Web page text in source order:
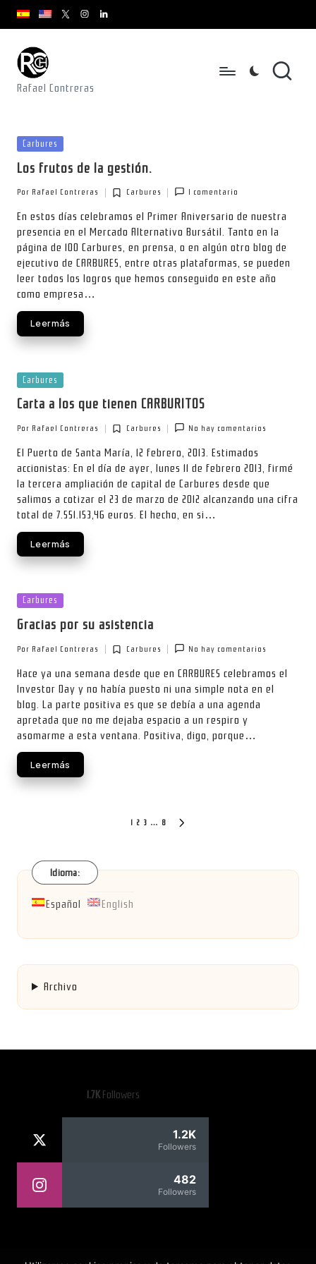
Saltar
contenido
youtube.com
youtube.comx.com/rafacontrerasch
instagram.com
youtube.com
Rafael Contreras
Publicada
en
Carbures
Los frutos de la gestión.
por
Por Rafael Contreras
Publicada
en
Carbures 1 comentario
En estos días celebramos el Primer Aniversario de nuestra
presencia en el Mercado Alternativo Bursátil. Tanto en la
página de 100 Carbures, en prensa, o en algún otro blog de
ejecutivo de CARBURES, entre otras plataformas, se pueden
leer todos los logros que hemos conseguido en este año
como empresa…
Leer más
Publicada
en
Carbures
Carta a los que tienen CARBURITOS
por
Por Rafael Contreras
Publicada
en
Carbures No hay comentarios
El Puerto de Santa María, 12 febrero, 2013. Estimados
accionistas: En el día de ayer, lunes 11 de febrero 2013, firmé
la tercera ampliación de capital de Carbures desde que
salimos a cotizar el 23 de marzo de 2012 alcanzando una cifra
total de 7.551.153,46 euros. El hecho, en si…
Leer más
Publicada
en
Carbures
Gracias por su asistencia
por
Por Rafael Contreras
Publicada
en
Carbures No hay comentarios
Hace ya una semana desde que en CARBURES celebramos el
Investor Day y no había puesto ni una simple nota en el
blog. La parte positiva es que se debía a una agenda
apretada que no me dejaba espacio a un respiro y
asomarme a esta ventana. Positiva, digo, porque…
Leer más
entradas
2 3 … 8
Idioma:
Español English
Archivo
1.7KFollowers
1.2K
Followers
482
Followers